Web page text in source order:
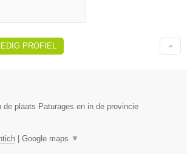
PROFIEL
de plaats Paturages en in de provincie
| Google maps ▼